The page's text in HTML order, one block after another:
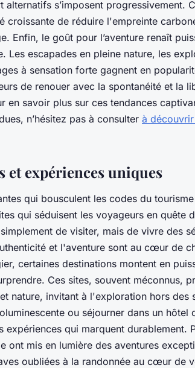
s’imposent progressivement.
croissante de réduire l'empreinte
Enfin, le goût pour l’aventure renaît
Les escapades en pleine nature, les
à sensation forte gagnent en
de renouer avec la spontanéité et la
en savoir plus sur ces tendances
n’hésitez pas à consulter à
et expériences uniques
qui bousculent les codes du
qui séduisent les voyageurs en quête
de visiter, mais de vivre des
et l'aventure sont au cœur de
certaines destinations montent en
Ces sites, souvent méconnus,
nature, invitant à l'exploration hors des
ou séjourner dans un hôtel
expériences qui marquent durablement.
ont mis en lumière des aventures
oubliées à la randonnée au cœur de